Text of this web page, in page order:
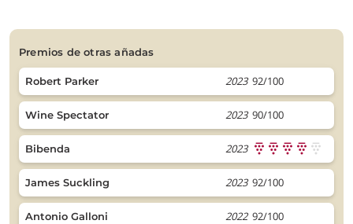
premios de otras añadas
Robert Parker 2023 92/100
Wine Spectator 2023 90/100
Bibenda 2023
James Suckling 2023 92/100
Antonio Galloni 2022 92/100